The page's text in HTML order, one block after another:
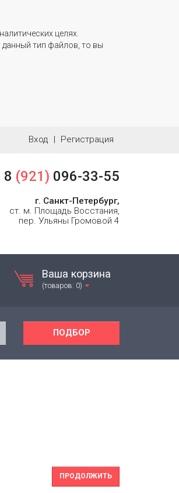
целях.
тип файлов, то вы
Вход | Регистрация
8 (921) 096-33-55
г. Санкт-Петербург,
ст. м. Площадь Восстания,
пер. Ульяны Громовой 4
Ваша корзина
(товаров: 0)
ПОДБОР
ПРОДОЛЖИТЬ